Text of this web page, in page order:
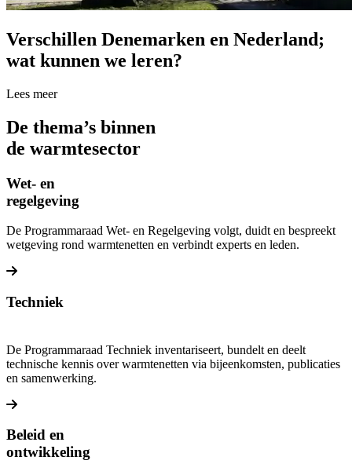
Verschillen Denemarken en Nederland;
wat kunnen we leren?
Lees meer over Verschillen Denemarken en Nederland; wat kunnen
Lees meer
De thema’s binnen
de warmtesector
Wet- en
regelgeving
De Programmaraad Wet- en Regelgeving volgt, duidt en bespreekt
wetgeving rond warmtenetten en verbindt experts en leden.
Lees meer over Programmaraad Wet- en Regelgeving
Techniek
De Programmaraad Techniek inventariseert, bundelt en deelt
technische kennis over warmtenetten via bijeenkomsten, publicaties
en samenwerking.
Lees meer over Programmaraad Techniek
Beleid en
ontwikkeling